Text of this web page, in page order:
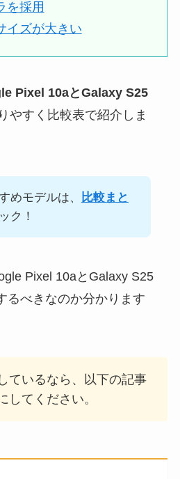
を採用
イズが大きい
Pixel 10aとGalaxy S25
やすく比較表で紹介しま
めモデルは、
比較まと
ク！
Pixel 10aとGalaxy S25
るべきなのか分かります
ているなら、以下の記事
してください。